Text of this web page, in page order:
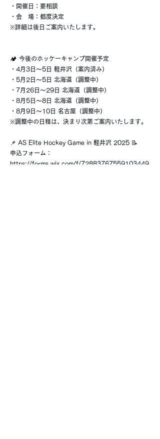
・開催日：要相談
・会 場：都度決定
※詳細は後日ご案内いたします。
🏕 今後のホッケーキャンプ開催予定
・4月3日〜5日 軽井沢（案内済み）
・5月2日〜5日 北海道（調整中）
・7月26日～29日 北海道（調整中）
・8月5日～8日 北海道（調整中）
・8月9日〜10日 名古屋（調整中）
※調整中の日程は、決まり次第ご案内いたします。
📌 AS Elite Hockey Game in 軽井沢 2025 📝
申込フォーム：
https://forms.wix.com/f/72883767559103449